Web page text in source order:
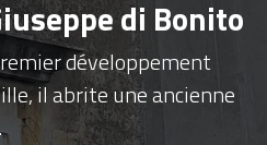
di Bonito
développement
il abrite une ancienne